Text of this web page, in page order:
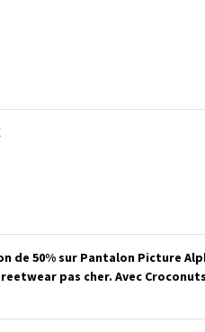
50% sur Pantalon Picture
pas cher. Avec